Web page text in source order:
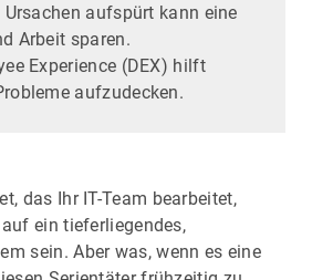
aufspürt kann eine
Arbeit sparen.
Experience (DEX) hilft
aufzudecken.
das Ihr IT-Team bearbeitet,
ein tieferliegendes,
sein. Aber was, wenn es eine